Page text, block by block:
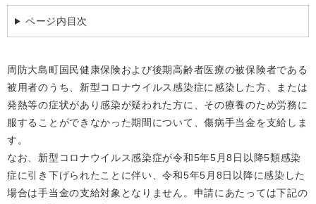
ページ内目次
周防大島町国民健康保険および後期高齢者医療の被保険者である
被用者のうち、新型コロナウイルス感染症に感染した方、または
発熱等の症状があり感染が疑われた方に、その療養のため労務に
服することができなかった期間について、傷病手当金を支給しま
す。
なお、新型コロナウイルス感染症が令和5年5月8日以降5類感染
症に引き下げられたことに伴い、令和5年5月8日以降に感染した
場合は手当金の支給対象となりません。申請にあたっては下記の